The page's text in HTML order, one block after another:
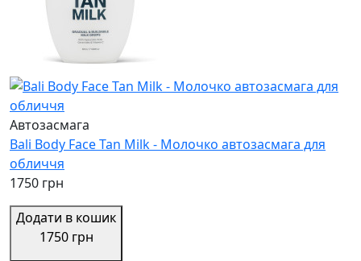
Автозасмага
Bali Body Face Tan Milk - Молочко автозасмага для
обличчя
1750 грн
Додати в кошик
1750 грн